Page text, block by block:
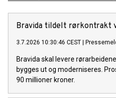
Bravida tildelt rørkontrakt
3.7.2026 10:30:46 CEST |
Bravida skal levere
bygges ut og moderniseres.
90 millioner kroner.